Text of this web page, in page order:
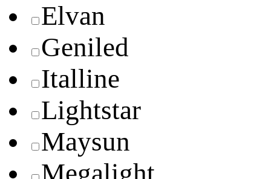
Elvan
Geniled
Italline
Lightstar
Maysun
Megalight